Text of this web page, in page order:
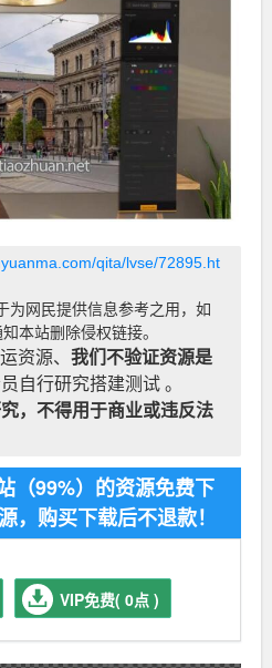
qita/lvse/72895.ht
为网民提供信息参考之用，如
本站删除侵权链接。
资源、 我们不验证资源是
自行研究搭建测试 。
，不得用于商业或违反法
（99%）的资源免费下
，购买下载后不退款！
VIP免费( 0点 )